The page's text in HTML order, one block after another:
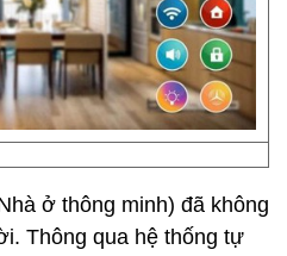
ở thông minh) đã không
Thông qua hệ thống tự